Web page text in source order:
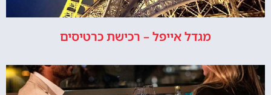
מגדל אייפל – רכישת כרטיסים